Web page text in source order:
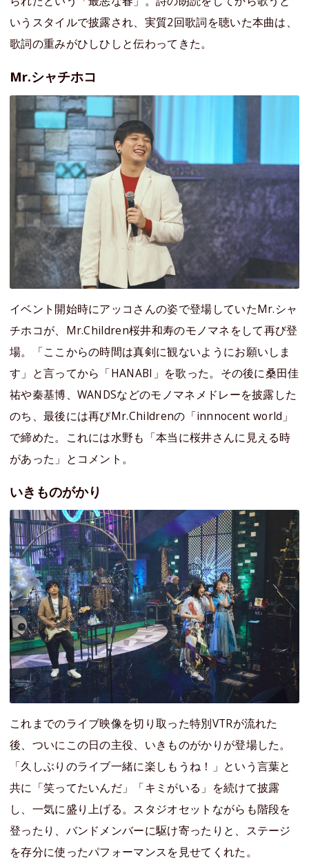
いうスタイルで披露され、実質2回歌詞を聴いた本曲は、
歌詞の重みがひしひしと伝わってきた。
Mr.シャチホコ
イベント開始時にアッコさんの姿で登場していたMr.シャ
チホコが、Mr.Children桜井和寿のモノマネをして再び登
場。「ここからの時間は真剣に観ないようにお願いしま
す」と言ってから「HANABI」を歌った。その後に桑田佳
祐や秦基博、WANDSなどのモノマネメドレーを披露した
のち、最後には再びMr.Childrenの「innnocent world」
で締めた。これには水野も「本当に桜井さんに見える時
があった」とコメント。
いきものがかり
これまでのライブ映像を切り取った特別VTRが流れた
後、ついにこの日の主役、いきものがかりが登場した。
「久しぶりのライブ一緒に楽しもうね！」という言葉と
共に「笑ってたいんだ」「キミがいる」を続けて披露
し、一気に盛り上げる。スタジオセットながらも階段を
登ったり、バンドメンバーに駆け寄ったりと、ステージ
を存分に使ったパフォーマンスを見せてくれた。